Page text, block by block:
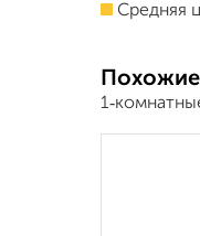
Средняя